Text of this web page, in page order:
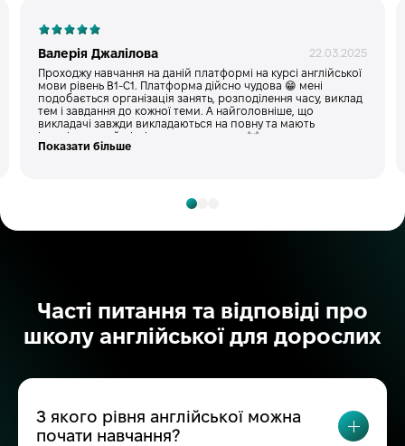
Валерія Джалілова
22.03.2025
Проходжу навчання на даній платформі на курсі англійської
мови рівень В1-С1. Платформа дійсно чудова 😁 мені
подобається організація занять, розподілення часу, виклад
тем і завдання до кожної теми. А найголовніше, що
викладачі завжди викладаються на повну та мають
індивідуальний підхід до кожного учня 💓 а також дуже
підходить для тих, кому важко керувати своїм часом і мають
маленьких групах обговорюєте різні теми і одразу
аналізують вашу вимову та граматику ☺️
Показати більше
Часті питання та відповіді про
школу англійської для дорослих
З якого рівня англійської можна
почати навчання?